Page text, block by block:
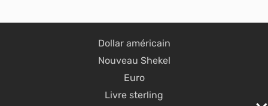
Dollar américain
Nouveau Shekel
Euro
Livre sterling